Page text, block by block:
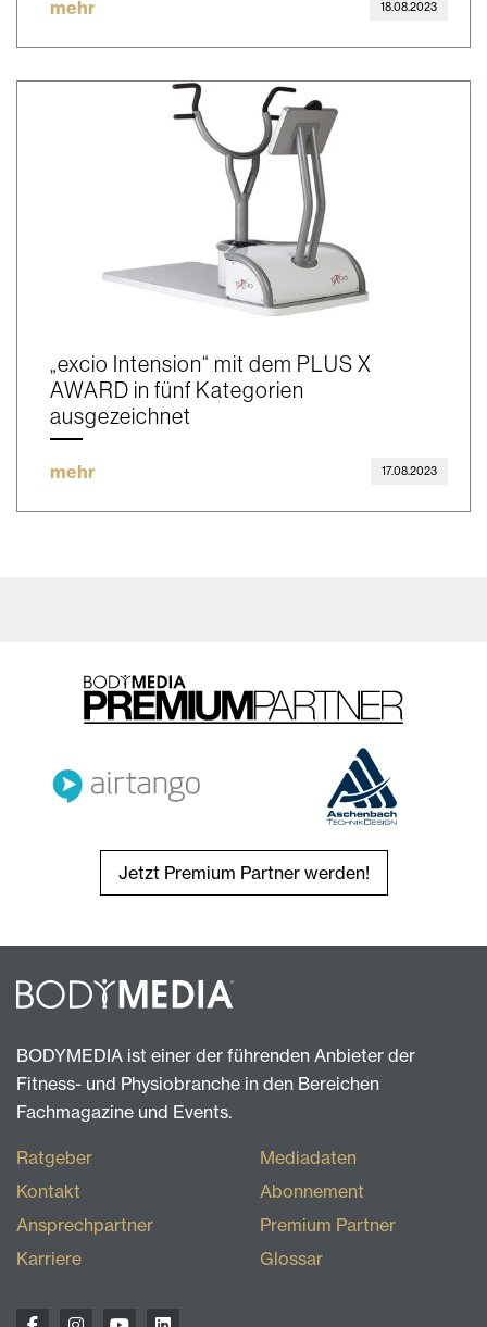
mehr 18.08.2023
„excio Intension“ mit dem PLUS X
AWARD in fünf Kategorien
ausgezeichnet
mehr 17.08.2023
Jetzt Premium Partner werden!
BODYMEDIA ist einer der führenden Anbieter der
Fitness- und Physiobranche in den Bereichen
Fachmagazine und Events.
Ratgeber
Kontakt
Ansprechpartner
Karriere
Mediadaten
Abonnement
Premium Partner
Glossar